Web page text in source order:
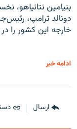
بنیامین نتانیاهو،
دونالد ترامپ،
خارجه این کشور را
ادامه خبر
ارسال